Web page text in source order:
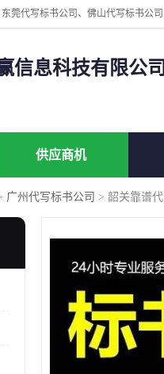
信息科技有限公司
供应商机
广州代写标书公司 > 韶关靠谱